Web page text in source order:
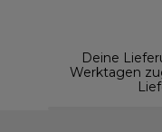
Deine
Werktagen